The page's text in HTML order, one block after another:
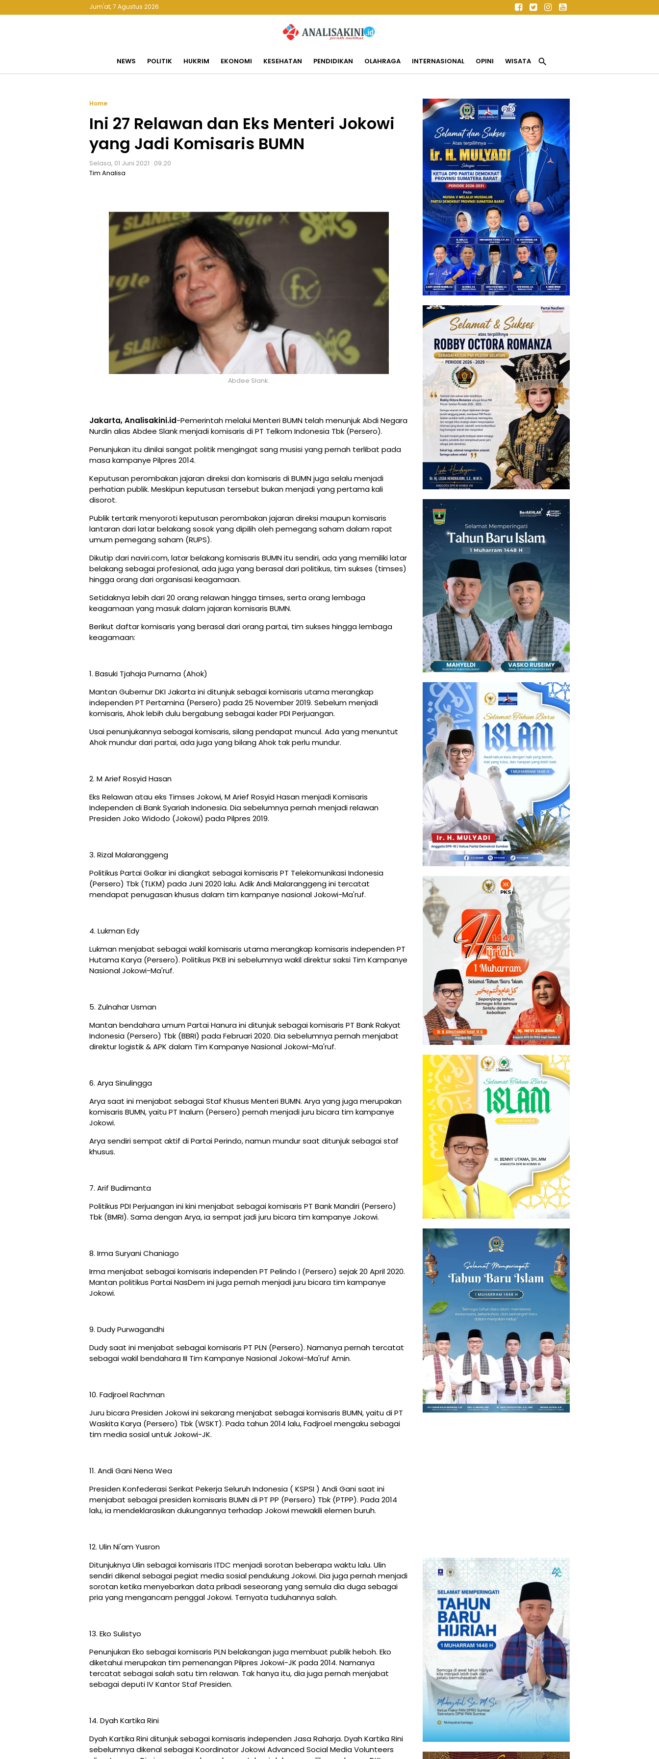
Jum'at, 7 Agustus 2026
NEWS POLITIK HUKRIM EKONOMI KESEHATAN PENDIDIKAN OLAHRAGA INTERNASIONAL OPINI WISATA search
Home
Ini 27 Relawan dan Eks Menteri Jokowi
yang Jadi Komisaris BUMN
Selasa, 01 Juni 2021 : 09.20
Tim Analisa
Abdee Slank.
Jakarta, Analisakini.id-Pemerintah melalui Menteri BUMN telah menunjuk Abdi Negara
Nurdin alias Abdee Slank menjadi komisaris di PT Telkom Indonesia Tbk (Persero).
Penunjukan itu dinilai sangat politik mengingat sang musisi yang pernah terlibat pada
masa kampanye Pilpres 2014.
Keputusan perombakan jajaran direksi dan komisaris di BUMN juga selalu menjadi
perhatian publik. Meskipun keputusan tersebut bukan menjadi yang pertama kali
disorot.
Publik tertarik menyoroti keputusan perombakan jajaran direksi maupun komisaris
lantaran dari latar belakang sosok yang dipilih oleh pemegang saham dalam rapat
umum pemegang saham (RUPS).
Dikutip dari naviri.com, latar belakang komisaris BUMN itu sendiri, ada yang memiliki latar
belakang sebagai profesional, ada juga yang berasal dari politikus, tim sukses (timses)
hingga orang dari organisasi keagamaan.
Setidaknya lebih dari 20 orang relawan hingga timses, serta orang lembaga
keagamaan yang masuk dalam jajaran komisaris BUMN.
Berikut daftar komisaris yang berasal dari orang partai, tim sukses hingga lembaga
keagamaan:
1. Basuki Tjahaja Purnama (Ahok)
Mantan Gubernur DKI Jakarta ini ditunjuk sebagai komisaris utama merangkap
independen PT Pertamina (Persero) pada 25 November 2019. Sebelum menjadi
komisaris, Ahok lebih dulu bergabung sebagai kader PDI Perjuangan.
Usai penunjukannya sebagai komisaris, silang pendapat muncul. Ada yang menuntut
Ahok mundur dari partai, ada juga yang bilang Ahok tak perlu mundur.
2. M Arief Rosyid Hasan
Eks Relawan atau eks Timses Jokowi, M Arief Rosyid Hasan menjadi Komisaris
Independen di Bank Syariah Indonesia. Dia sebelumnya pernah menjadi relawan
Presiden Joko Widodo (Jokowi) pada Pilpres 2019.
3. Rizal Malaranggeng
Politikus Partai Golkar ini diangkat sebagai komisaris PT Telekomunikasi Indonesia
(Persero) Tbk (TLKM) pada Juni 2020 lalu. Adik Andi Malaranggeng ini tercatat
mendapat penugasan khusus dalam tim kampanye nasional Jokowi-Ma'ruf.
4. Lukman Edy
Lukman menjabat sebagai wakil komisaris utama merangkap komisaris independen PT
Hutama Karya (Persero). Politikus PKB ini sebelumnya wakil direktur saksi Tim Kampanye
Nasional Jokowi-Ma'ruf.
5. Zulnahar Usman
Mantan bendahara umum Partai Hanura ini ditunjuk sebagai komisaris PT Bank Rakyat
Indonesia (Persero) Tbk (BBRI) pada Februari 2020. Dia sebelumnya pernah menjabat
direktur logistik & APK dalam Tim Kampanye Nasional Jokowi-Ma'ruf.
6. Arya Sinulingga
Arya saat ini menjabat sebagai Staf Khusus Menteri BUMN. Arya yang juga merupakan
komisaris BUMN, yaitu PT Inalum (Persero) pernah menjadi juru bicara tim kampanye
Jokowi.
Arya sendiri sempat aktif di Partai Perindo, namun mundur saat ditunjuk sebagai staf
khusus.
7. Arif Budimanta
Politikus PDI Perjuangan ini kini menjabat sebagai komisaris PT Bank Mandiri (Persero)
Tbk (BMRI). Sama dengan Arya, ia sempat jadi juru bicara tim kampanye Jokowi.
8. Irma Suryani Chaniago
Irma menjabat sebagai komisaris independen PT Pelindo I (Persero) sejak 20 April 2020.
Mantan politikus Partai NasDem ini juga pernah menjadi juru bicara tim kampanye
Jokowi.
9. Dudy Purwagandhi
Dudy saat ini menjabat sebagai komisaris PT PLN (Persero). Namanya pernah tercatat
sebagai wakil bendahara III Tim Kampanye Nasional Jokowi-Ma'ruf Amin.
10. Fadjroel Rachman
Juru bicara Presiden Jokowi ini sekarang menjabat sebagai komisaris BUMN, yaitu di PT
Waskita Karya (Persero) Tbk (WSKT). Pada tahun 2014 lalu, Fadjroel mengaku sebagai
tim media sosial untuk Jokowi-JK.
11. Andi Gani Nena Wea
Presiden Konfederasi Serikat Pekerja Seluruh Indonesia ( KSPSI ) Andi Gani saat ini
menjabat sebagai presiden komisaris BUMN di PT PP (Persero) Tbk (PTPP). Pada 2014
lalu, ia mendeklarasikan dukungannya terhadap Jokowi mewakili elemen buruh.
12. Ulin Ni'am Yusron
Ditunjuknya Ulin sebagai komisaris ITDC menjadi sorotan beberapa waktu lalu. Ulin
sendiri dikenal sebagai pegiat media sosial pendukung Jokowi. Dia juga pernah menjadi
sorotan ketika menyebarkan data pribadi seseorang yang semula dia duga sebagai
pria yang mengancam penggal Jokowi. Ternyata tuduhannya salah.
13. Eko Sulistyo
Penunjukan Eko sebagai komisaris PLN belakangan juga membuat publik heboh. Eko
diketahui merupakan tim pemenangan Pilpres Jokowi-JK pada 2014. Namanya
tercatat sebagai salah satu tim relawan. Tak hanya itu, dia juga pernah menjabat
sebagai deputi IV Kantor Staf Presiden.
14. Dyah Kartika Rini
Dyah Kartika Rini ditunjuk sebagai komisaris independen Jasa Raharja. Dyah Kartika Rini
sebelumnya dikenal sebagai Koordinator Jokowi Advanced Social Media Volunteers